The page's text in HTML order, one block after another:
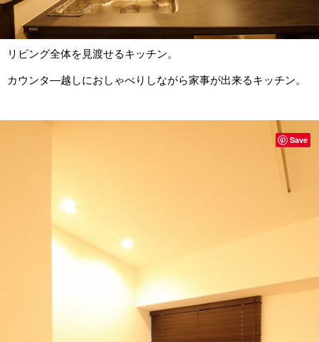
リビング全体を見渡せるキッチン。
カウンタ―越しにおしゃべりしながら家事が出来るキッチン。
Save